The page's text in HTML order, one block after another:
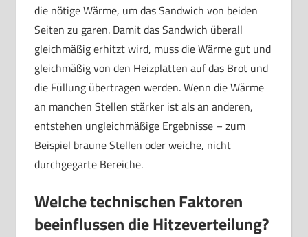
die nötige Wärme, um das Sandwich von beiden
Seiten zu garen. Damit das Sandwich überall
gleichmäßig erhitzt wird, muss die Wärme gut und
gleichmäßig von den Heizplatten auf das Brot und
die Füllung übertragen werden. Wenn die Wärme
an manchen Stellen stärker ist als an anderen,
entstehen ungleichmäßige Ergebnisse – zum
Beispiel braune Stellen oder weiche, nicht
durchgegarte Bereiche.
Welche technischen Faktoren
beeinflussen die Hitzeverteilung?